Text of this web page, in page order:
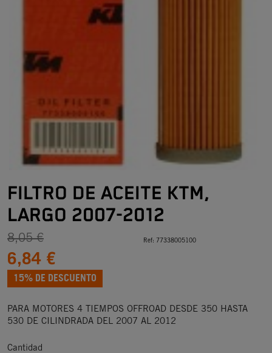
FILTRO DE ACEITE KTM,
LARGO 2007-2012
8,05 €
6,84 €
15% DE DESCUENTO
Ref: 77338005100
PARA MOTORES 4 TIEMPOS OFFROAD DESDE 350 HASTA
530 DE CILINDRADA DEL 2007 AL 2012
Cantidad